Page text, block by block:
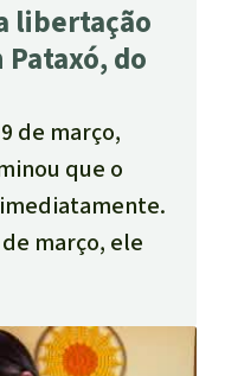
libertação
do
de março,
que o
março, ele